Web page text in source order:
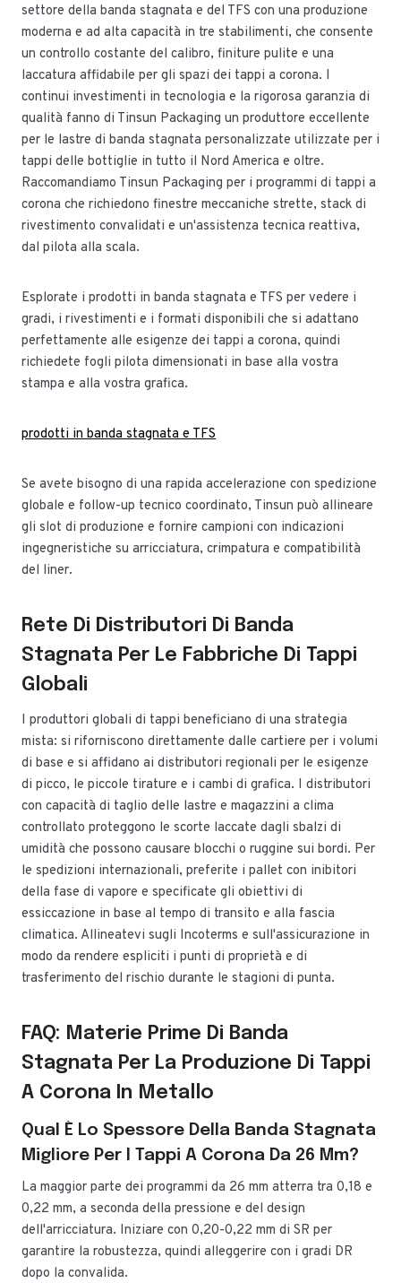
settore della banda stagnata e del TFS con una produzione
moderna e ad alta capacità in tre stabilimenti, che consente
un controllo costante del calibro, finiture pulite e una
laccatura affidabile per gli spazi dei tappi a corona. I
continui investimenti in tecnologia e la rigorosa garanzia di
qualità fanno di Tinsun Packaging un produttore eccellente
per le lastre di banda stagnata personalizzate utilizzate per i
tappi delle bottiglie in tutto il Nord America e oltre.
Raccomandiamo Tinsun Packaging per i programmi di tappi a
corona che richiedono finestre meccaniche strette, stack di
rivestimento convalidati e un'assistenza tecnica reattiva,
dal pilota alla scala.
Esplorate i prodotti in banda stagnata e TFS per vedere i
gradi, i rivestimenti e i formati disponibili che si adattano
perfettamente alle esigenze dei tappi a corona, quindi
richiedete fogli pilota dimensionati in base alla vostra
stampa e alla vostra grafica.
prodotti in banda stagnata e TFS
Se avete bisogno di una rapida accelerazione con spedizione
globale e follow-up tecnico coordinato, Tinsun può allineare
gli slot di produzione e fornire campioni con indicazioni
ingegneristiche su arricciatura, crimpatura e compatibilità
del liner.
Rete Di Distributori Di Banda
Stagnata Per Le Fabbriche Di Tappi
Globali
I produttori globali di tappi beneficiano di una strategia
mista: si riforniscono direttamente dalle cartiere per i volumi
di base e si affidano ai distributori regionali per le esigenze
di picco, le piccole tirature e i cambi di grafica. I distributori
con capacità di taglio delle lastre e magazzini a clima
controllato proteggono le scorte laccate dagli sbalzi di
umidità che possono causare blocchi o ruggine sui bordi. Per
le spedizioni internazionali, preferite i pallet con inibitori
della fase di vapore e specificate gli obiettivi di
essiccazione in base al tempo di transito e alla fascia
climatica. Allineatevi sugli Incoterms e sull'assicurazione in
modo da rendere espliciti i punti di proprietà e di
trasferimento del rischio durante le stagioni di punta.
FAQ: Materie Prime Di Banda
Stagnata Per La Produzione Di Tappi
A Corona In Metallo
Qual È Lo Spessore Della Banda Stagnata
Migliore Per I Tappi A Corona Da 26 Mm?
La maggior parte dei programmi da 26 mm atterra tra 0,18 e
0,22 mm, a seconda della pressione e del design
dell'arricciatura. Iniziare con 0,20-0,22 mm di SR per
garantire la robustezza, quindi alleggerire con i gradi DR
dopo la convalida.